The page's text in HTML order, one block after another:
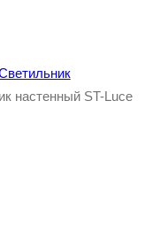
настенный ST-Luce